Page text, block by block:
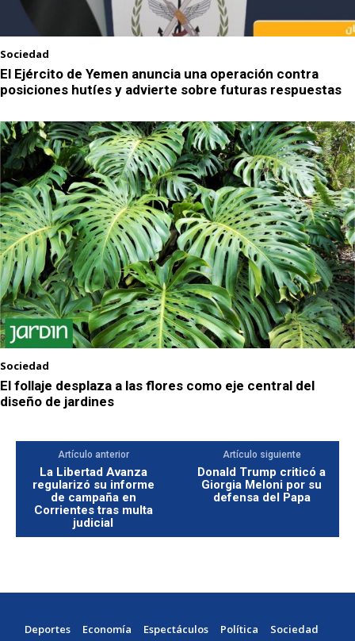
Sociedad
El Ejército de Yemen anuncia una operación contra
posiciones hutíes y advierte sobre futuras respuestas
Sociedad
El follaje desplaza a las flores como eje central del
diseño de jardines
Artículo anterior
La Libertad Avanza
regularizó su informe
de campaña en
Corrientes tras multa
judicial
Artículo siguiente
Donald Trump criticó a
Giorgia Meloni por su
defensa del Papa
Deportes Economía Espectáculos Política
Sociedad